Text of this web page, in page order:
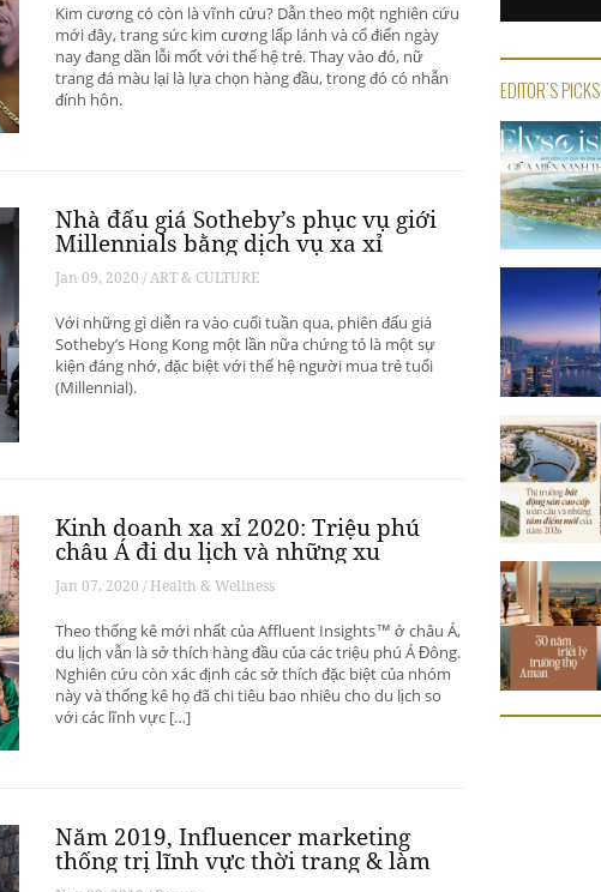
Kim cương có còn là vĩnh cửu? Dẫn theo một nghiên cứu
mới đây, trang sức kim cương lấp lánh và cổ điển ngày
nay đang dần lỗi mốt với thế hệ trẻ. Thay vào đó, nữ
trang đá màu lại là lựa chọn hàng đầu, trong đó có nhẫn
đính hôn.
Nhà đấu giá Sotheby’s phục vụ giới
Millennials bằng dịch vụ xa xỉ
Jan 09, 2020 / ART & CULTURE
Với những gì diễn ra vào cuối tuần qua, phiên đấu giá
Sotheby’s Hong Kong một lần nữa chứng tỏ là một sự
kiện đáng nhớ, đặc biệt với thế hệ người mua trẻ tuổi
(Millennial).
Kinh doanh xa xỉ 2020: Triệu phú
châu Á đi du lịch và những xu
hướng có thể thay đổi ngành du
lịch thượng lưu
Jan 07, 2020 / Health & Wellness
Theo thống kê mới nhất của Affluent Insights™ ở châu Á,
du lịch vẫn là sở thích hàng đầu của các triệu phú Á Đông.
Nghiên cứu còn xác định các sở thích đặc biệt của nhóm
này và thống kê họ đã chi tiêu bao nhiêu cho du lịch so
với các lĩnh vực […]
Năm 2019, Influencer marketing
thống trị lĩnh vực thời trang & làm
đẹp
EDITOR'S PICKS